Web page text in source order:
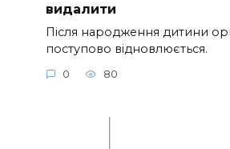
видалити
Після народження дитини
поступово відновлюється.
0 80